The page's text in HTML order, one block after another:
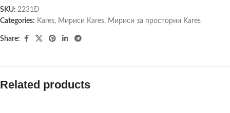
SKU: 2231D
Categories: Kares, Мириси Kares, Мириси за простории Kares
Share:
Related products